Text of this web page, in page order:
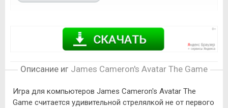
Описание игрыJames Cameron's Avatar The Game
Игра для компьютеров James Cameron's Avatar The
Game считается удивительной стрелялкой не от первого